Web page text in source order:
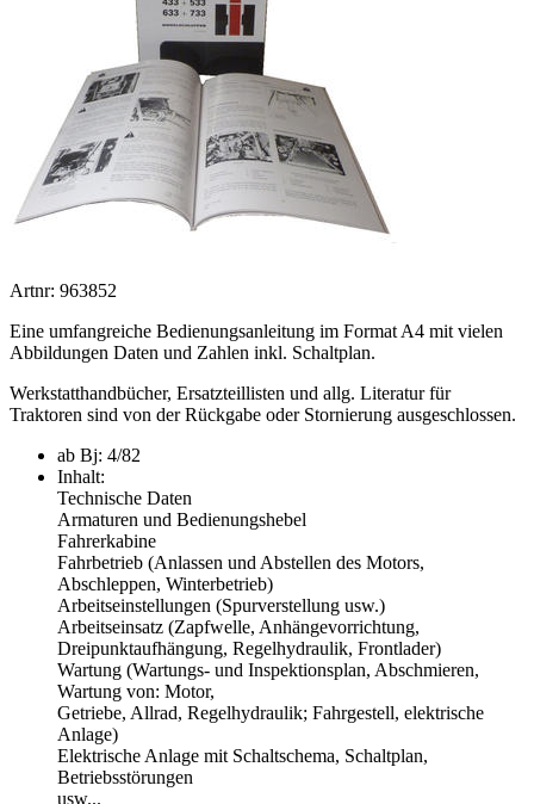
Artnr: 963852
Eine umfangreiche Bedienungsanleitung im Format A4 mit vielen
Abbildungen Daten und Zahlen inkl. Schaltplan.
Werkstatthandbücher, Ersatzteillisten und allg. Literatur für
Traktoren sind von der Rückgabe oder Stornierung ausgeschlossen.
ab Bj: 4/82
Inhalt:
Technische Daten
Armaturen und Bedienungshebel
Fahrerkabine
Fahrbetrieb (Anlassen und Abstellen des Motors,
Abschleppen, Winterbetrieb)
Arbeitseinstellungen (Spurverstellung usw.)
Arbeitseinsatz (Zapfwelle, Anhängevorrichtung,
Dreipunktaufhängung, Regelhydraulik, Frontlader)
Wartung (Wartungs- und Inspektionsplan, Abschmieren,
Wartung von: Motor,
Getriebe, Allrad, Regelhydraulik; Fahrgestell, elektrische
Anlage)
Elektrische Anlage mit Schaltschema, Schaltplan,
Betriebsstörungen
usw...